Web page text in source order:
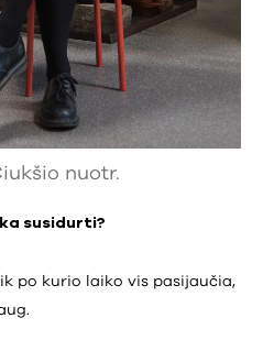
nuotr.
susidurti?
po kurio laiko vis pasijaučia,